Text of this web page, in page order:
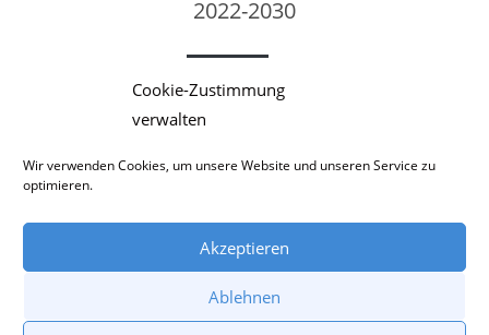
Cookie-Zustimmung
verwalten
Wir verwenden Cookies, um unsere Website und unseren Service zu
optimieren.
Akzeptieren
Ablehnen
2022-2030
Herunterladen